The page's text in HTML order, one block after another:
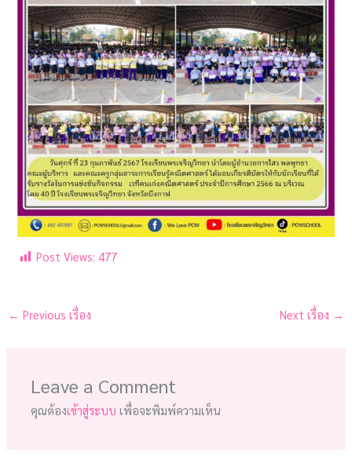
Post Views: 477
← Previous เรื่อง Next เรื่อง →
Leave a Comment
คุณต้องเข้าสู่ระบบ เพื่อจะพิมพ์ความเห็น